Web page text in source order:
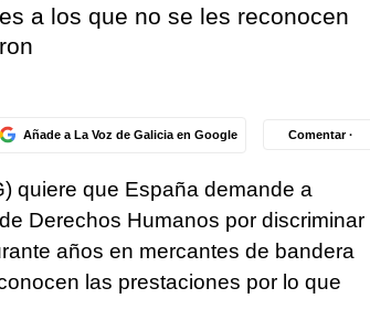
a los que no se les reconocen
Añade a La Voz de Galicia en Google Comentar ·
quiere que España demande a
Derechos Humanos por discriminar
años en mercantes de bandera
las prestaciones por lo que